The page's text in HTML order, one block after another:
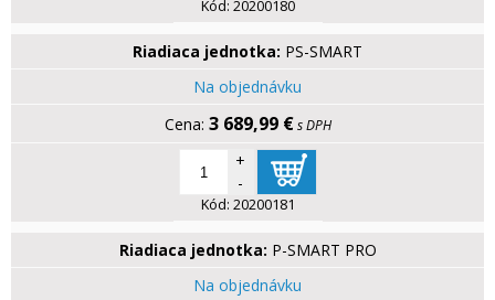
Kód: 20200180
Riadiaca jednotka: PS-SMART
Na objednávku
3 689,99 € s DPH
+
-
Kód: 20200181
Riadiaca jednotka: P-SMART PRO
Na objednávku